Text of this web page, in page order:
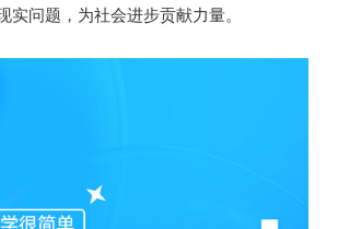
实问题，为社会进步贡献力量。